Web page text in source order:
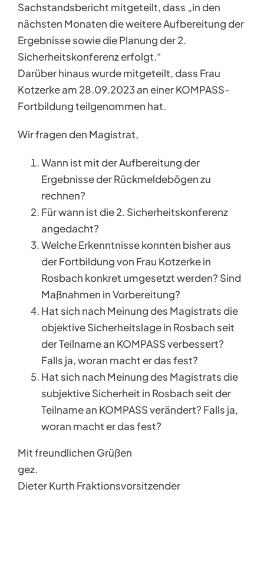
Sachstandsbericht mitgeteilt, dass „in den
nächsten Monaten die weitere Aufbereitung der
Ergebnisse sowie die Planung der 2.
Sicherheitskonferenz erfolgt.“
Darüber hinaus wurde mitgeteilt, dass Frau
Kotzerke am 28.09.2023 an einer KOMPASS-
Fortbildung teilgenommen hat.
Wir fragen den Magistrat,
Wann ist mit der Aufbereitung der
Ergebnisse der Rückmeldebögen zu
rechnen?
Für wann ist die 2. Sicherheitskonferenz
angedacht?
Welche Erkenntnisse konnten bisher aus
der Fortbildung von Frau Kotzerke in
Rosbach konkret umgesetzt werden? Sind
Maßnahmen in Vorbereitung?
Hat sich nach Meinung des Magistrats die
objektive Sicherheitslage in Rosbach seit
der Teilname an KOMPASS verbessert?
Falls ja, woran macht er das fest?
Hat sich nach Meinung des Magistrats die
subjektive Sicherheit in Rosbach seit der
Teilname an KOMPASS verändert? Falls ja,
woran macht er das fest?
Mit freundlichen Grüßen
gez.
Dieter Kurth Fraktionsvorsitzender